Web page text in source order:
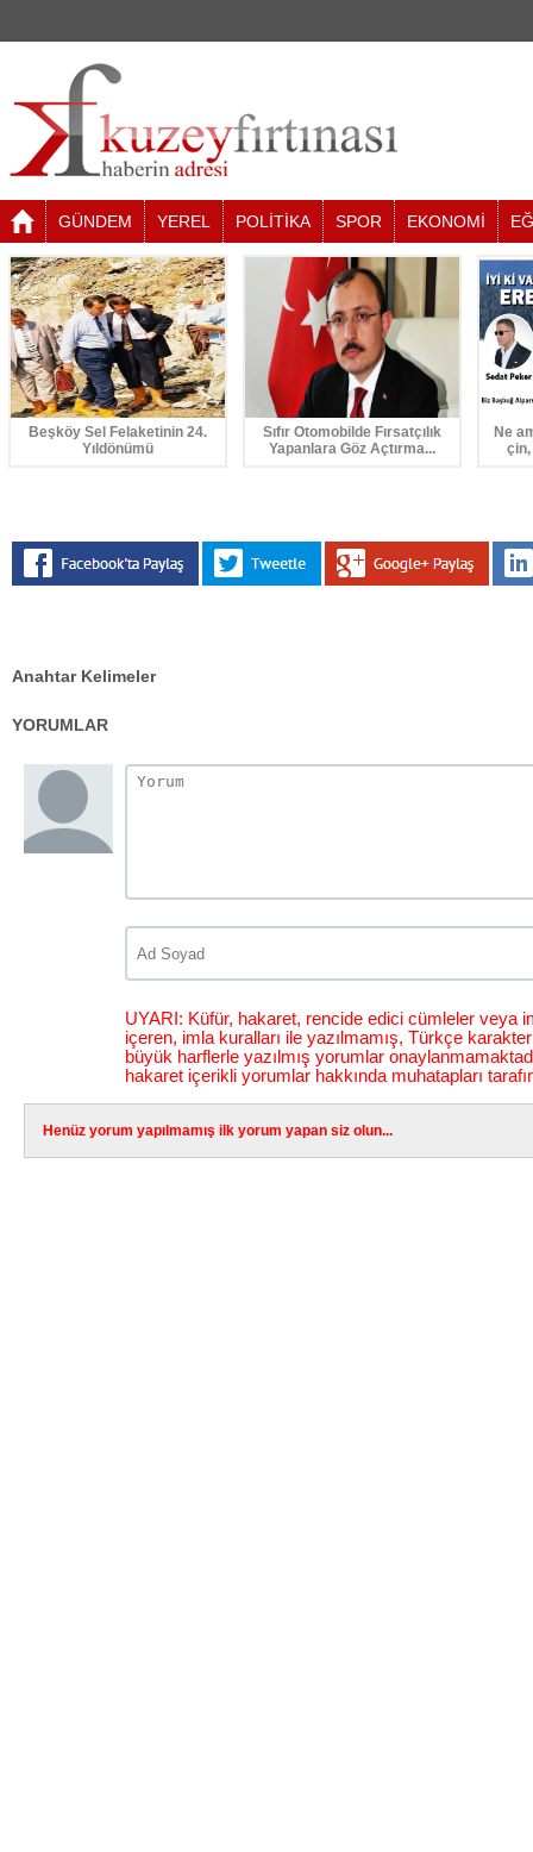
GÜNDEM YEREL POLİTİKA SPOR EKONOMİ
Beşköy Sel Felaketinin 24.
Yıldönümü
Sıfır Otomobilde Fırsatçılık
Yapanlara Göz Açtırma...
Ne
Anahtar Kelimeler
YORUMLAR
UYARI: Küfür, hakaret, rencide edici cümleler veya
içeren, imla kuralları ile yazılmamış, Türkçe
büyük harflerle yazılmış yorumlar
hakaret içerikli yorumlar hakkında muhatapları
Henüz yorum yapılmamış ilk yorum yapan siz olun...